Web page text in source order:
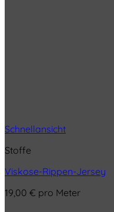
Schnellansicht
Stoffe
Viskose-Rippen-Jersey
19,00 € pro Meter